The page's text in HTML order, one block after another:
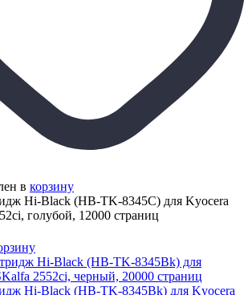
в корзину
Hi-Black (HB-TK-8345C) для Kyocera
голубой, 12000 страниц
Hi-Black (HB-TK-8345Bk) для Kyocera